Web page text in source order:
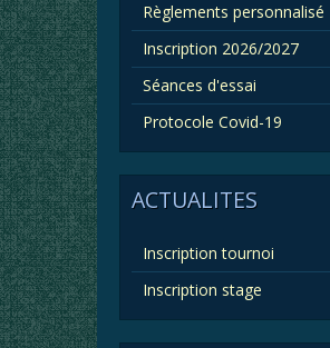
Règlements personnalisé
Inscription 2026/2027
Séances d'essai
Protocole Covid-19
ACTUALITES
Inscription tournoi
Inscription stage